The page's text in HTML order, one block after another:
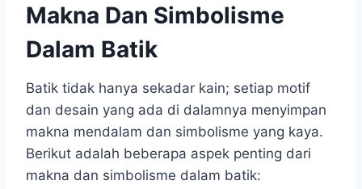
Makna Dan Simbolisme
Dalam Batik
Batik tidak hanya sekadar kain; setiap motif
dan desain yang ada di dalamnya menyimpan
makna mendalam dan simbolisme yang kaya.
Berikut adalah beberapa aspek penting dari
makna dan simbolisme dalam batik: